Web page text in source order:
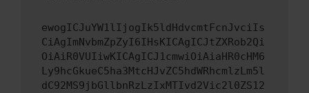
ewogICJuYW1lIjogIk5ldHdvcmtFcnJvciIs
CiAgImNvbmZpZyI6IHsKICAgICJtZXRob2Qi
OiAiR0VUIiwKICAgICJ1cmwiOiAiaHR0cHM6
Ly9hcGkueC5ha3MtcHJvZC5hdWRhcmlzLm5l
dC92MS9jbGllbnRzLzIxMTIvd2Vic2l0ZS12